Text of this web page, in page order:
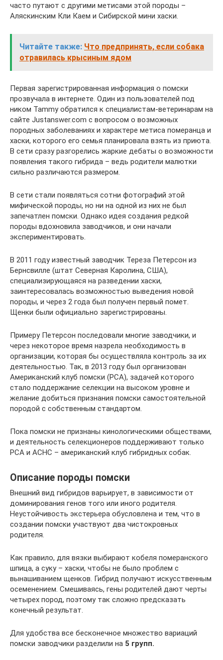
часто путают с другими метисами этой породы –
Аляскинским Кли Каем и Сибирской мини хаски.
Читайте также: Что предпринять, если собака
отравилась крысиным ядом
Первая зарегистрированная информация о помски
прозвучала в интернете. Один из пользователей под
ником Tammy обратился к специалистам-ветеринарам на
сайте Justanswer.com с вопросом о возможных
породных заболеваниях и характере метиса померанца и
хаски, которого его семья планировала взять из приюта.
В сети сразу разгорелись жаркие дебаты о возможности
появления такого гибрида – ведь родители малютки
сильно различаются размером.
В сети стали появляться сотни фотографий этой
мифической породы, но ни на одной из них не был
запечатлен помски. Однако идея создания редкой
породы вдохновила заводчиков, и они начали
экспериментировать.
В 2011 году известный заводчик Тереза Петерсон из
Бернсвилле (штат Северная Каролина, США),
специализирующаяся на разведении хаски,
заинтересовалась возможностью выведения новой
породы, и через 2 года был получен первый помет.
Щенки были официально зарегистрированы.
Примеру Петерсон последовали многие заводчики, и
через некоторое время назрела необходимость в
организации, которая бы осуществляла контроль за их
деятельностью. Так, в 2013 году был организован
Американский клуб помски (РСА), задачей которого
стало поддержание селекции на высоком уровне и
желание добиться признания помски самостоятельной
породой с собственным стандартом.
Пока помски не признаны кинологическими обществами,
и деятельность селекционеров поддерживают только
РСА и АСНС – американский клуб гибридных собак.
Описание породы помски
Внешний вид гибридов варьирует, в зависимости от
доминирования генов того или иного родителя.
Неустойчивость экстерьера обусловлена и тем, что в
создании помски участвуют два чистокровных
родителя.
Как правило, для вязки выбирают кобеля померанского
шпица, а суку – хаски, чтобы не было проблем с
вынашиванием щенков. Гибрид получают искусственным
осеменением. Смешиваясь, гены родителей дают черты
четырех пород, поэтому так сложно предсказать
конечный результат.
Для удобства все бесконечное множество вариаций
помски заводчики разделили на 5 групп.